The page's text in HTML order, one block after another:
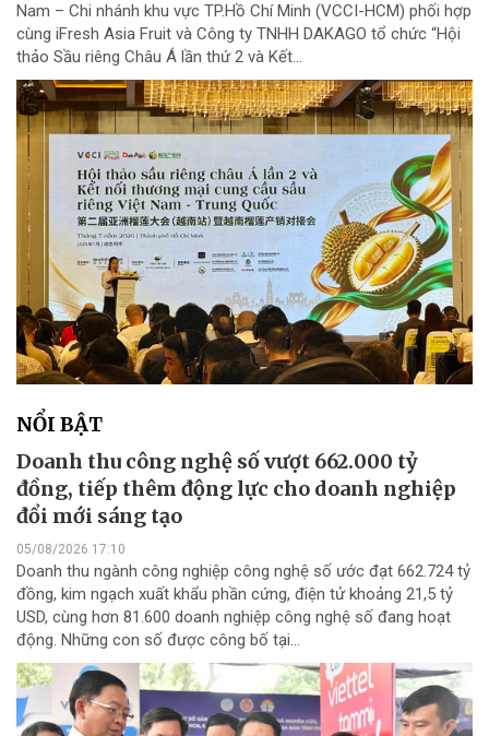
Nam – Chi nhánh khu vực TP.Hồ Chí Minh (VCCI-HCM) phối hợp
cùng iFresh Asia Fruit và Công ty TNHH DAKAGO tổ chức “Hội
thảo Sầu riêng Châu Á lần thứ 2 và Kết...
NỔI BẬT
Doanh thu công nghệ số vượt 662.000 tỷ
đồng, tiếp thêm động lực cho doanh nghiệp
đổi mới sáng tạo
05/08/2026 17:10
Doanh thu ngành công nghiệp công nghệ số ước đạt 662.724 tỷ
đồng, kim ngạch xuất khẩu phần cứng, điện tử khoảng 21,5 tỷ
USD, cùng hơn 81.600 doanh nghiệp công nghệ số đang hoạt
động. Những con số được công bố tại...